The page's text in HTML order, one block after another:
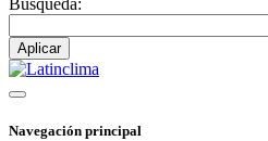
Búsqueda:
Navegación principal